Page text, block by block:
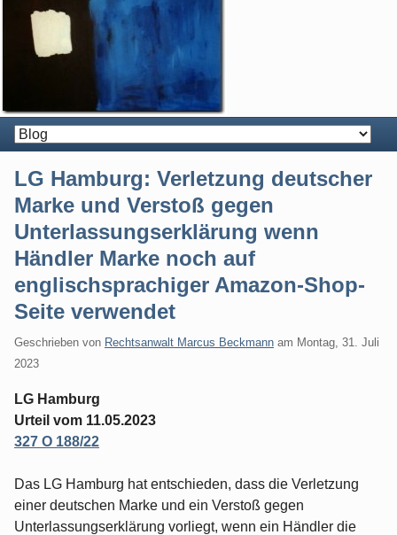
LG Hamburg: Verletzung deutscher
Marke und Verstoß gegen
Unterlassungserklärung wenn
Händler Marke noch auf
englischsprachiger Amazon-Shop-
Seite verwendet
Geschrieben von Rechtsanwalt Marcus Beckmann am Montag, 31. Juli
2023
LG Hamburg
Urteil vom 11.05.2023
327 O 188/22
Das LG Hamburg hat entschieden, dass die Verletzung
einer deutschen Marke und ein Verstoß gegen
Unterlassungserklärung vorliegt, wenn ein Händler die